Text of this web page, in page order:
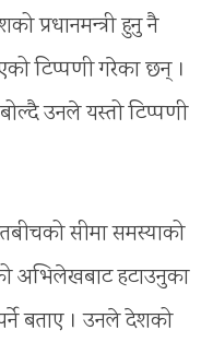
प्रधानमन्त्री हुनु नै
टिप्पणी गरेका छन् ।
बोल्दै उनले यस्तो टिप्पणी
सीमा समस्याको
अभिलेखबाट हटाउनुका
बताए । उनले देशको